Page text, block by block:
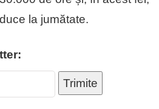
la jumătate.
Trimite